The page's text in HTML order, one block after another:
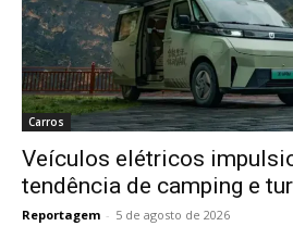
Carros
Veículos elétricos
tendência de camping e
Reportagem - 5 de agosto de 2026